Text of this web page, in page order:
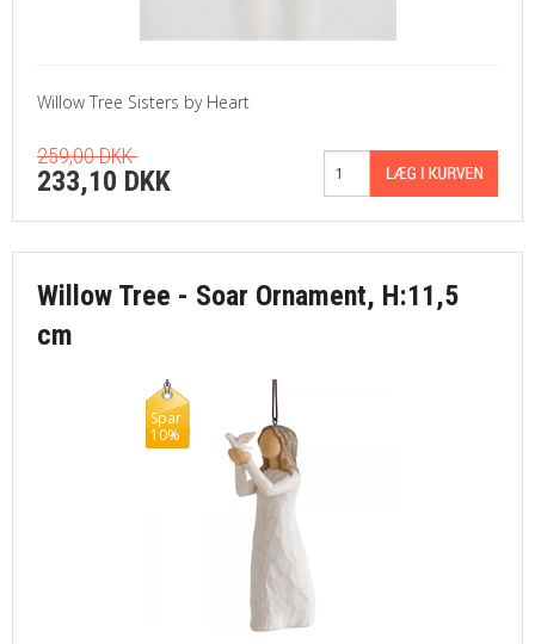
Willow Tree Sisters by Heart
259,00 DKK
233,10 DKK
Willow Tree - Soar Ornament, H:11,5
cm
Spar
10%